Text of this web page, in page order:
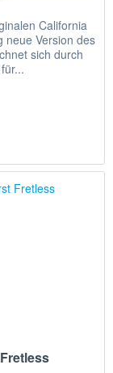
California
neue Version des
sich durch